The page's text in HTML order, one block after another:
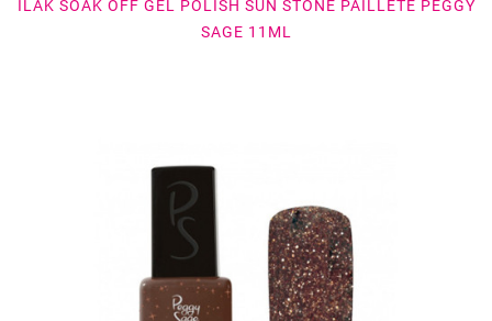
ILAK SOAK OFF GEL POLISH SUN STONE PAILLETÉ PEGGY
SAGE 11ML